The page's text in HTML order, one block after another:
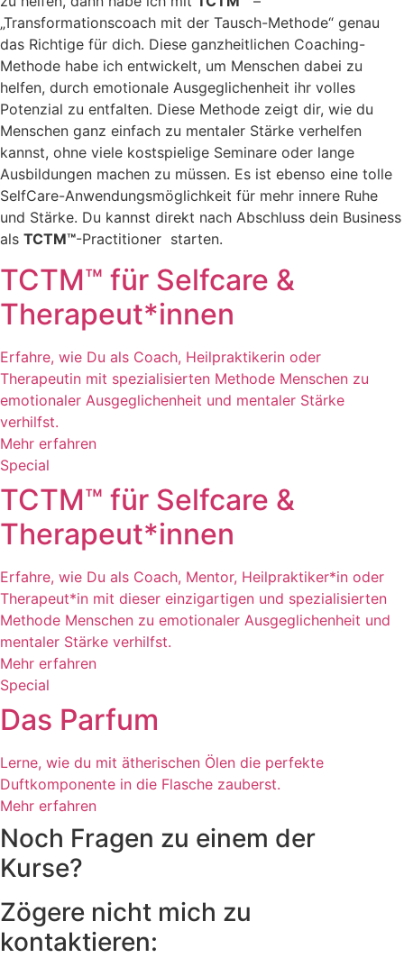
„Transformationscoach mit der Tausch-Methode“ genau
das Richtige für dich. Diese ganzheitlichen Coaching-
Methode habe ich entwickelt, um Menschen dabei zu
helfen, durch emotionale Ausgeglichenheit ihr volles
Potenzial zu entfalten. Diese Methode zeigt dir, wie du
Menschen ganz einfach zu mentaler Stärke verhelfen
kannst, ohne viele kostspielige Seminare oder lange
Ausbildungen machen zu müssen. Es ist ebenso eine tolle
SelfCare-Anwendungsmöglichkeit für mehr innere Ruhe
und Stärke. Du kannst direkt nach Abschluss dein Business
als TCTM™-Practitioner starten.
TCTM™ für Selfcare &
Therapeut*innen
Erfahre, wie Du als Coach, Heilpraktikerin oder
Therapeutin mit spezialisierten Methode Menschen zu
emotionaler Ausgeglichenheit und mentaler Stärke
verhilfst.
Mehr erfahren
Special
TCTM™ für Selfcare &
Therapeut*innen
Erfahre, wie Du als Coach, Mentor, Heilpraktiker*in oder
Therapeut*in mit dieser einzigartigen und spezialisierten
Methode Menschen zu emotionaler Ausgeglichenheit und
mentaler Stärke verhilfst.
Mehr erfahren
Special
Das Parfum
Lerne, wie du mit ätherischen Ölen die perfekte
Duftkomponente in die Flasche zauberst.
Mehr erfahren
Noch Fragen zu einem der
Kurse?
Zögere nicht mich zu
kontaktieren: